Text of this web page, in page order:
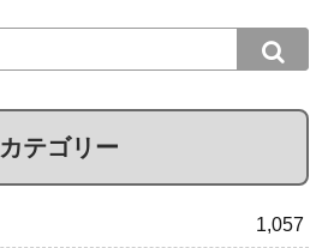
カテゴリー
1,057